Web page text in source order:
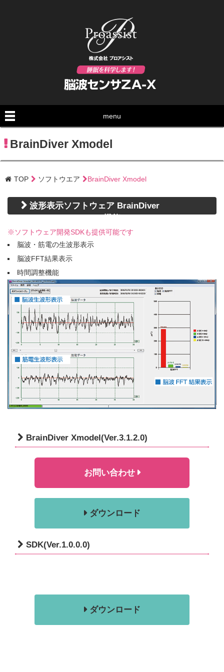
menu
BrainDiver Xmodel
TOP ソフトウエア BrainDiver Xmodel
波形表示ソフトウェア BrainDiver
※ソフトウェア開発SDKも提供可能です
脳波・筋電の生波形表示
脳波FFT結果表示
時間調整機能
BrainDiver Xmodel(Ver.3.1.2.0)
お問い合わせ
ダウンロード
SDK(Ver.1.0.0.0)
ダウンロード